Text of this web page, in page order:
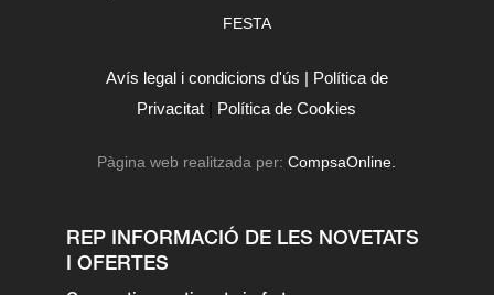
FESTA
Avís legal i condicions d'ús | Política de
Privacitat | Política de Cookies
Pàgina web realitzada per:CompsaOnline.
REP INFORMACIÓ DE LES NOVETATS
I OFERTES